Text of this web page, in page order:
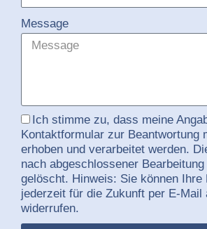
Message
Ich stimme zu, dass meine
Kontaktformular zur Beantwortung
erhoben und verarbeitet werden.
nach abgeschlossener
gelöscht. Hinweis: Sie können Ihre
jederzeit für die Zukunft per E-Mail
widerrufen.